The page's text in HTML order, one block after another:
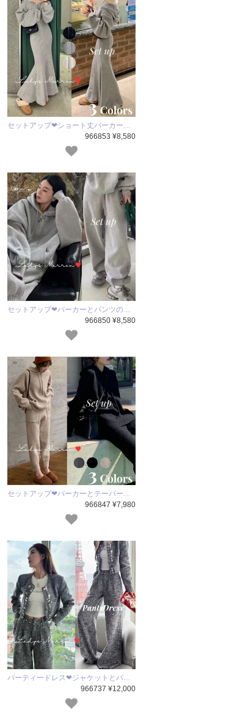
セットアップ❤ショート丈パーカー…
966853 ¥8,580
セットアップ❤パーカーとパンツの…
966850 ¥8,580
セットアップ❤パーカーとテーパー…
966847 ¥7,980
パーティードレス❤ジャケットとパ…
966737 ¥12,000